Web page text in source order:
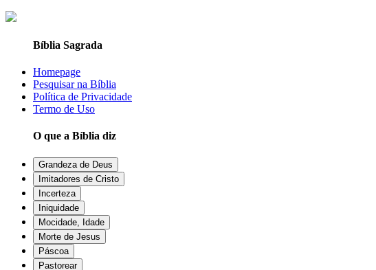
Bíblia Sagrada
Homepage
Pesquisar na Bíblia
Política de Privacidade
Termo de Uso
O que a Bíblia diz
Grandeza de Deus
Imitadores de Cristo
Incerteza
Iniquidade
Mocidade, Idade
Morte de Jesus
Páscoa
Pastorear